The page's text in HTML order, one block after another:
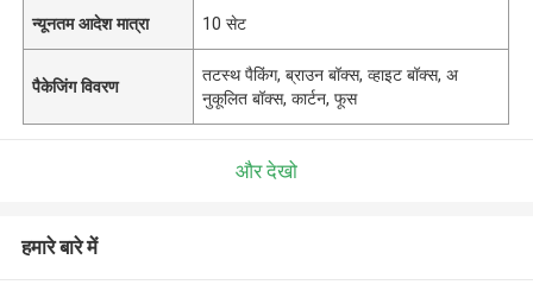
न्यूनतम आदेश मात्रा 10 सेट
पैकेजिंग विवरण
तटस्थ पैकिंग, ब्राउन बॉक्स, व्हाइट बॉक्स, अ
नुकूलित बॉक्स, कार्टन, फूस
और देखो
हमारे बारे में